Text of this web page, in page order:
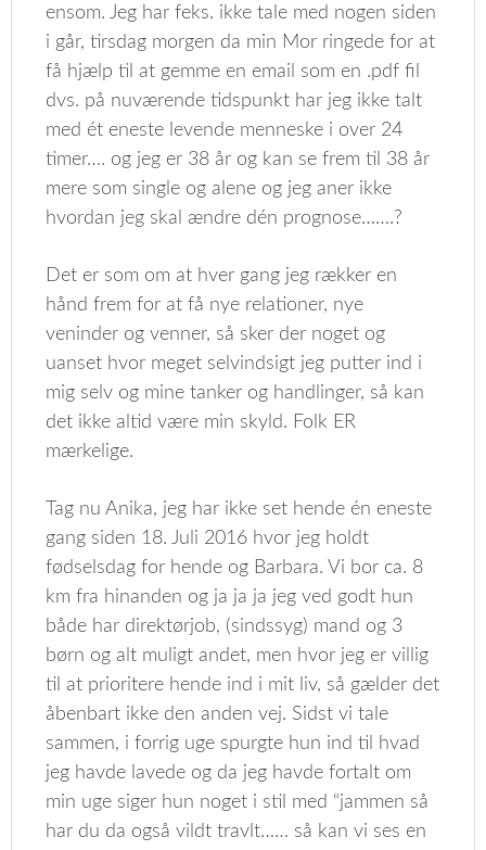
ensom. Jeg har feks. ikke tale med nogen siden
i går, tirsdag morgen da min Mor ringede for at
få hjælp til at gemme en email som en .pdf fil
dvs. på nuværende tidspunkt har jeg ikke talt
med ét eneste levende menneske i over 24
timer…. og jeg er 38 år og kan se frem til 38 år
mere som single og alene og jeg aner ikke
hvordan jeg skal ændre dén prognose…….?
Det er som om at hver gang jeg rækker en
hånd frem for at få nye relationer, nye
veninder og venner, så sker der noget og
uanset hvor meget selvindsigt jeg putter ind i
mig selv og mine tanker og handlinger, så kan
det ikke altid være min skyld. Folk ER
mærkelige.
Tag nu Anika, jeg har ikke set hende én eneste
gang siden 18. Juli 2016 hvor jeg holdt
fødselsdag for hende og Barbara. Vi bor ca. 8
km fra hinanden og ja ja ja jeg ved godt hun
både har direktørjob, (sindssyg) mand og 3
børn og alt muligt andet, men hvor jeg er villig
til at prioritere hende ind i mit liv, så gælder det
åbenbart ikke den anden vej. Sidst vi tale
sammen, i forrig uge spurgte hun ind til hvad
jeg havde lavede og da jeg havde fortalt om
min uge siger hun noget i stil med “jammen så
har du da også vildt travlt…… så kan vi ses en